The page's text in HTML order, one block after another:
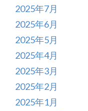
2025年7月
2025年6月
2025年5月
2025年4月
2025年3月
2025年2月
2025年1月